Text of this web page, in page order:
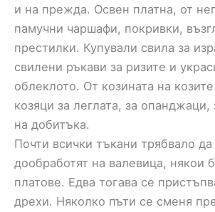
и на прежда. Освен платна, от
памучни чаршафи, покривки,
престилки. Купували свила за
свилени ръкави за ризите и
облеклото. От козината на
козяци за леглата, за опанджаци,
на добитъка.
Почти всички тъкани трябвало да
дообработят на валевица, някои
платове. Едва тогава се
дрехи. Няколко пъти се сменя